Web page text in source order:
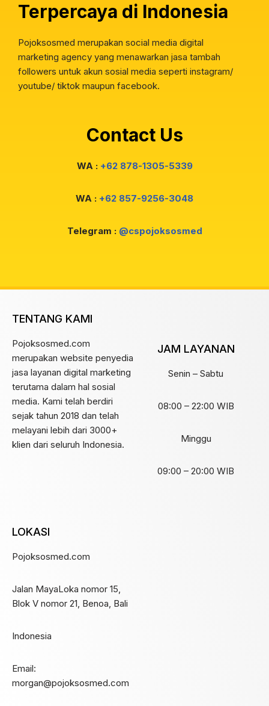
Terpercaya di Indonesia
Pojoksosmed merupakan social media digital
marketing agency yang menawarkan jasa tambah
followers untuk akun sosial media seperti instagram/
youtube/ tiktok maupun facebook.
Contact Us
WA : +62 878-1305-5339
WA : +62 857-9256-3048
Telegram : @cspojoksosmed
TENTANG KAMI
Pojoksosmed.com
merupakan website penyedia
jasa layanan digital marketing
terutama dalam hal sosial
media. Kami telah berdiri
sejak tahun 2018 dan telah
melayani lebih dari 3000+
klien dari seluruh Indonesia.
JAM LAYANAN
Senin – Sabtu
08:00 – 22:00 WIB
Minggu
09:00 – 20:00 WIB
LOKASI
Pojoksosmed.com
Jalan MayaLoka nomor 15,
Blok V nomor 21, Benoa, Bali
Indonesia
Email:
morgan@pojoksosmed.com